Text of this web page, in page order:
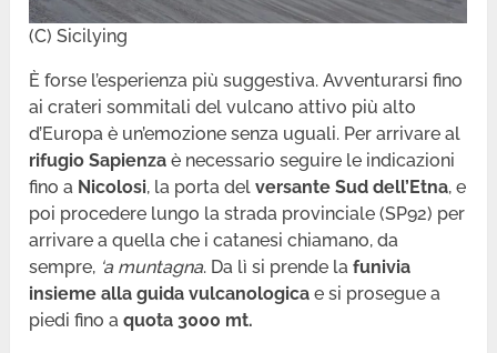
(C) Sicilying
È forse l’esperienza più suggestiva. Avventurarsi fino
ai crateri sommitali del vulcano attivo più alto
d’Europa è un’emozione senza uguali. Per arrivare al
rifugio Sapienza è necessario seguire le indicazioni
fino a Nicolosi, la porta delversante Sud dell’Etna, e
poi procedere lungo la strada provinciale (SP92) per
arrivare a quella che i catanesi chiamano, da
sempre, ‘a muntagna. Da lì si prende lafunivia
insieme alla guida vulcanologica e si prosegue a
piedi fino aquota 3000 mt.